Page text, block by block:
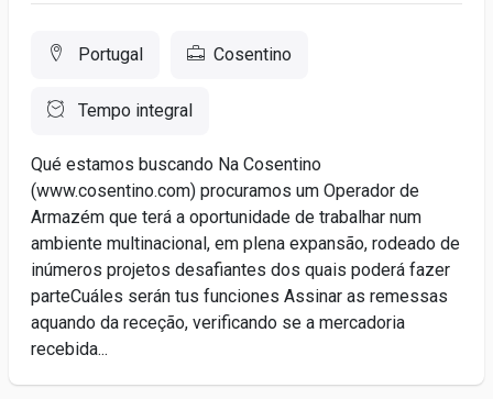
Portugal Cosentino
Tempo integral
Qué estamos buscando Na Cosentino
(www.cosentino.com) procuramos um Operador de
Armazém que terá a oportunidade de trabalhar num
ambiente multinacional, em plena expansão, rodeado de
inúmeros projetos desafiantes dos quais poderá fazer
parteCuáles serán tus funciones Assinar as remessas
aquando da receção, verificando se a mercadoria
recebida...